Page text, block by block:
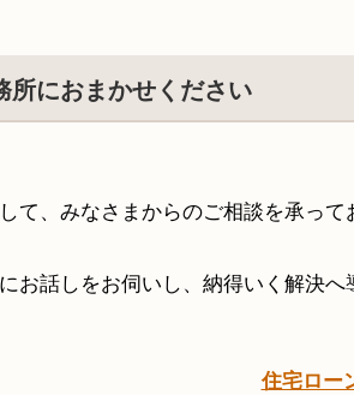
所におまかせください
、みなさまからのご相談を承って
話しをお伺いし、納得いく解決へ
住宅ロー